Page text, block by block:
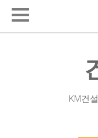
KM건